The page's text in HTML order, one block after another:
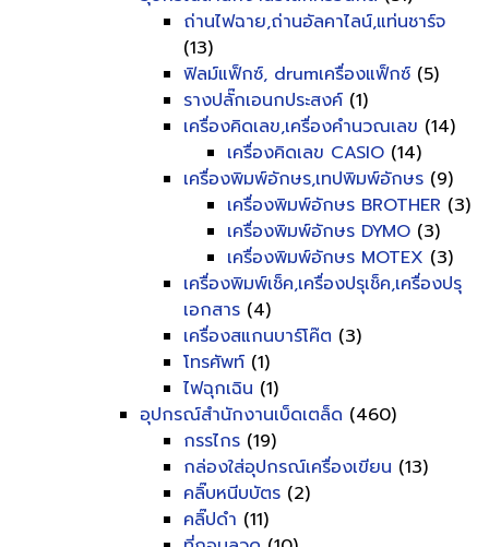
ถ่านไฟฉาย,ถ่านอัลคาไลน์,แท่นชาร์จ
(13)
ฟิลม์แฟ็กซ์, drumเครื่องแฟ็กซ์ (5)
รางปลั๊กเอนกประสงค์ (1)
เครื่องคิดเลข,เครื่องคำนวณเลข (14)
เครื่องคิดเลข CASIO (14)
เครื่องพิมพ์อักษร,เทปพิมพ์อักษร (9)
เครื่องพิมพ์อักษร BROTHER (3)
เครื่องพิมพ์อักษร DYMO (3)
เครื่องพิมพ์อักษร MOTEX (3)
เครื่องพิมพ์เช็ค,เครื่องปรุเช็ค,เครื่องปรุ
เอกสาร (4)
เครื่องสแกนบาร์โค๊ต (3)
โทรศัพท์ (1)
ไฟฉุกเฉิน (1)
อุปกรณ์สำนักงานเบ็ดเตล็ด (460)
กรรไกร (19)
กล่องใส่อุปกรณ์เครื่องเขียน (13)
คลิ๊บหนีบบัตร (2)
คลิ๊ปดำ (11)